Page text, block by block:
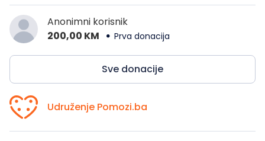
Anonimni korisnik
200,00 KM
Prva donacija
Sve donacije
Udruženje Pomozi.ba